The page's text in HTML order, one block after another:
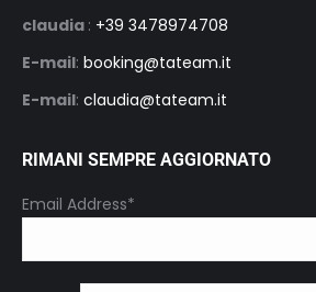
claudia : +39 3478974708
E-mail: booking@tateam.it
E-mail: claudia@tateam.it
RIMANI SEMPRE AGGIORNATO
Email Address*